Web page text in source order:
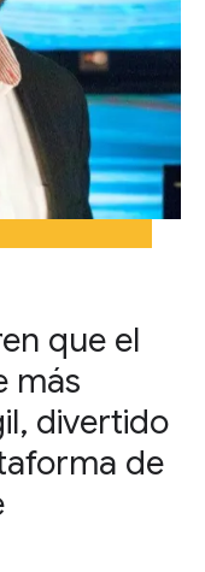
que el
más
divertido
de